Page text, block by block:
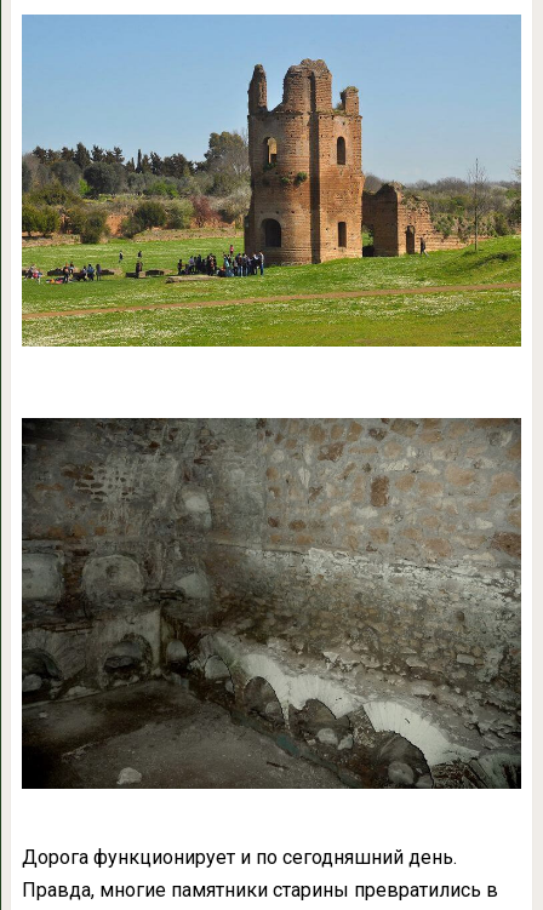
Дорога функционирует и по сегодняшний день.
Правда, многие памятники старины превратились в